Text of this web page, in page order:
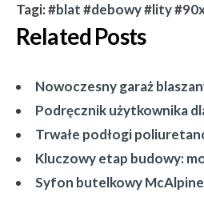
Tagi: #blat#debowy#lity#
Related Posts
Nowoczesny garaż
Podręcznik użytkownika
Trwałe podłogi
Kluczowy etap budowy:
Syfon butelkowy